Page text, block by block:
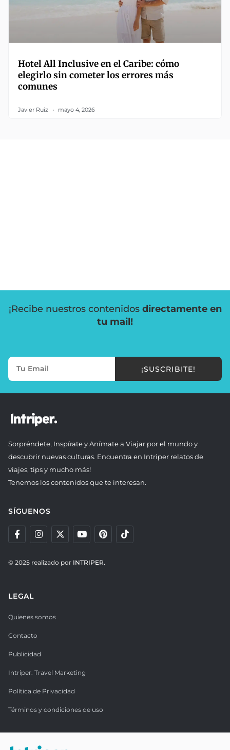
Hotel All Inclusive en el Caribe: cómo
elegirlo sin cometer los errores más
comunes
Javier Ruiz mayo 4, 2026
¡Recibe nuestros contenidos directamente en
tu mail!
¡SUSCRIBITE!
Sorpréndete, Inspírate y Anímate a Viajar por el mundo y
descubrir nuevas culturas. Encuentra en Intriper relatos de
viajes, tips y mucho más!
Tenemos los contenidos que te interesan.
SÍGUENOS
© 2025 realizado por INTRIPER.
LEGAL
Quienes somos
Contacto
Publicidad
Intriper. Travel Marketing
Política de Privacidad
Términos y condiciones de uso